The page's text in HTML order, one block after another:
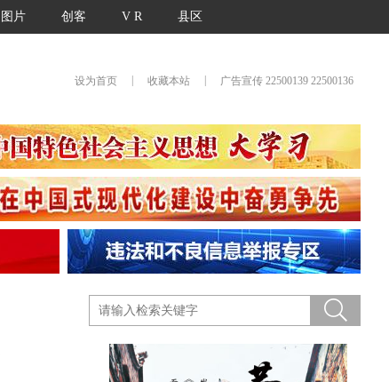
图片 创客 V R 县区
设为首页 收藏本站 广告宣传 22500139 22500136